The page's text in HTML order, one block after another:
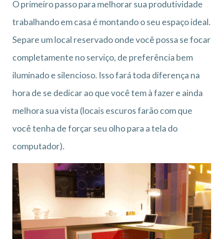
O primeiro passo para melhorar sua produtividade
trabalhando em casa é montando o seu espaço ideal.
Separe um local reservado onde você possa se focar
completamente no serviço, de preferência bem
iluminado e silencioso. Isso fará toda diferença na
hora de se dedicar ao que você tem à fazer e ainda
melhora sua vista (locais escuros farão com que
você tenha de forçar seu olho para a tela do
computador).